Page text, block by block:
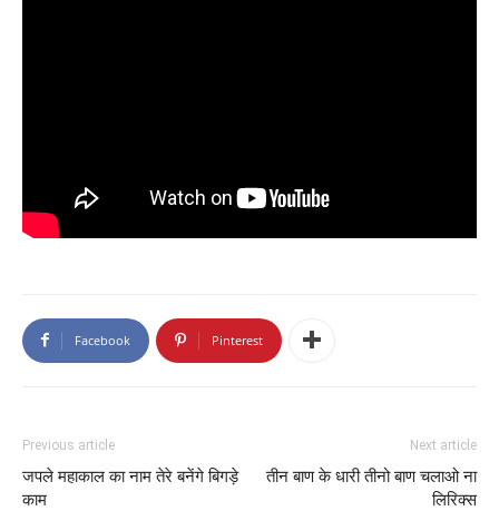
Facebook Pinterest
Previous article
जपले महाकाल का नाम तेरे बनेंगे बिगड़े
काम
Next article
तीन बाण के धारी तीनो बाण चलाओ ना
लिरिक्स